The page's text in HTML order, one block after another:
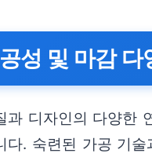
성 및 마감
과 디자인의 다양한
다. 숙련된 가공 기